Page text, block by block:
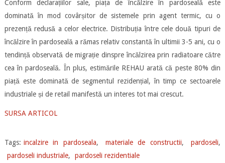
Conform declarațiilor sale, piața de încălzire în pardoseală este
dominată în mod covârșitor de sistemele prin agent termic, cu o
prezență redusă a celor electrice. Distribuția între cele două tipuri de
încălzire în pardoseală a rămas relativ constantă în ultimii 3-5 ani, cu o
tendință observată de migrație dinspre încălzirea prin radiatoare către
cea în pardoseală. În plus, estimările REHAU arată că peste 80% din
piață este dominată de segmentul rezidențial, în timp ce sectoarele
industriale și de retail manifestă un interes tot mai crescut.
SURSA ARTICOL
Tags: incalzire in pardoseala, materiale de constructii, pardoseli,
pardoseli industriale, pardoseli rezidentiale